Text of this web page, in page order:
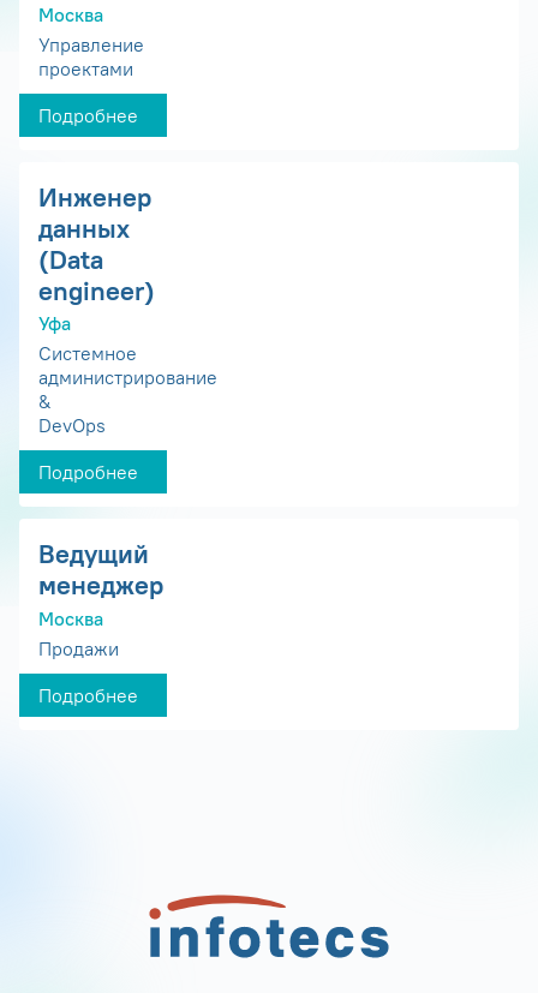
Москва
Управление
проектами
Подробнее
Инженер
данных
(Data
engineer)
Уфа
Системное
администрирование
&
DevOps
Подробнее
Ведущий
менеджер
Москва
Продажи
Подробнее